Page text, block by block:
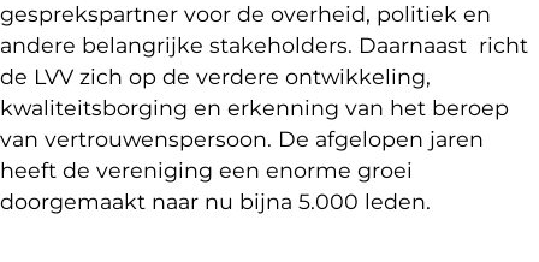
gesprekspartner voor de overheid, politiek en
andere belangrijke stakeholders. Daarnaast richt
de LVV zich op de verdere ontwikkeling,
kwaliteitsborging en erkenning van het beroep
van vertrouwenspersoon. De afgelopen jaren
heeft de vereniging een enorme groei
doorgemaakt naar nu bijna 5.000 leden.